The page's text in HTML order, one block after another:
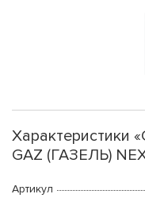
Характеристики
GAZ (ГАЗЕЛЬ)
Артикул